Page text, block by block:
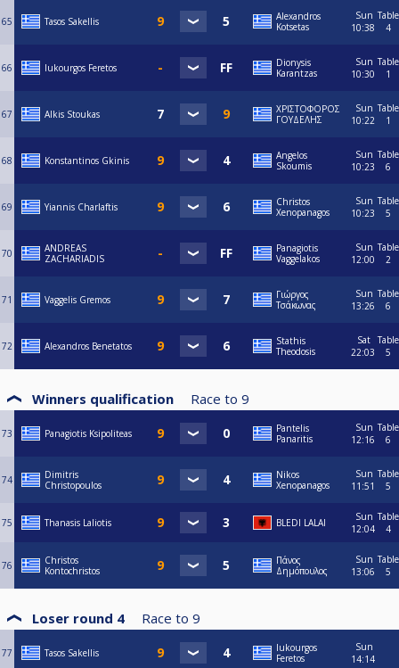
65 Tasos Sakellis
Alexandros
Kotsetas
Sun
10:38
Table
4
66 lukourgos Feretos
Dionysis
Karantzas
Sun
10:30
Table
1
67 Alkis Stoukas
ΧΡΙΣΤΟΦΟΡΟΣ
ΓΟΥΔΕΛΗΣ
Sun
10:22
Table
1
68 Konstantinos Gkinis
Angelos
Skoumis
Sun
10:23
Table
6
69 Yiannis Charlaftis
Christos
Xenopanagos
Sun
10:23
Table
5
70
ANDREAS
ZACHARIADIS
Panagiotis
Vaggelakos
Sun
12:00
Table
2
71 Vaggelis Gremos
Γιώργος
Τσάκωνας
Sun
13:26
Table
6
72 Alexandros Benetatos
Stathis
Theodosis
Sat
22:03
Table
5
Winners qualification Race to 9
73 Panagiotis Ksipoliteas
Pantelis
Panaritis
Sun
12:16
Table
6
74
Dimitris
Christopoulos
Nikos
Xenopanagos
Sun
11:51
Table
5
75 Thanasis Laliotis BLEDI LALAI
Sun
12:04
Table
4
76
Christos
Kontochristos
Πάνος
Δημόπουλος
Sun
13:06
Table
5
Loser round 4 Race to 9
77 Tasos Sakellis
lukourgos
Feretos
Sun
14:14